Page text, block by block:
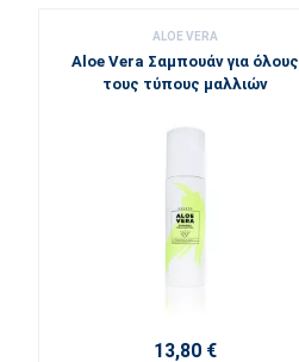
ALOE VERA
Aloe Vera Σαμπουάν για όλους
τους τύπους μαλλιών
13,80 €